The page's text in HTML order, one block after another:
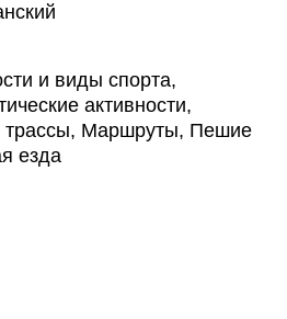
и виды спорта,
активности,
Маршруты, Пешие
езда